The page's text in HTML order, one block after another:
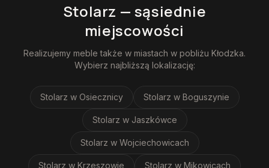
Stolarz — sąsiednie
miejscowości
Realizujemy meble także w miastach w pobliżu Kłodzka.
Wybierz najbliższą lokalizację:
Stolarz w Osiecznicy Stolarz w Boguszynie
Stolarz w Jaszkówce
Stolarz w Wojciechowicach
Stolarz w Krzeszowie Stolarz w Mikowicach